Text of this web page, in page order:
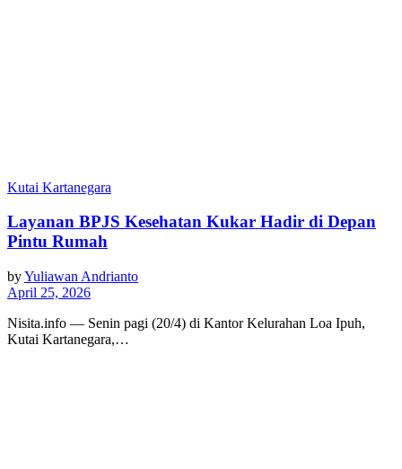
Kutai Kartanegara
Layanan BPJS Kesehatan Kukar Hadir di Depan
Pintu Rumah
byYuliawan Andrianto
April 25, 2026
Nisita.info — Senin pagi (20/4) di Kantor Kelurahan Loa Ipuh,
Kutai Kartanegara,…